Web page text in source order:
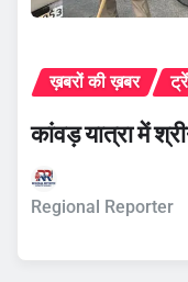
ख़बरों की ख़बर
कांवड़ यात्रा में
Regional Reporter